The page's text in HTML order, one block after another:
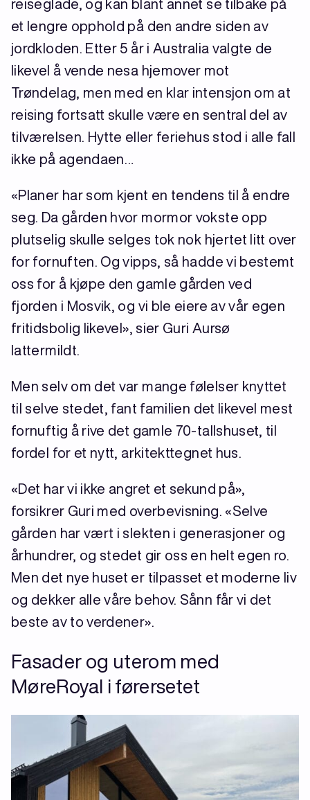
reiseglade, og kan blant annet se tilbake på
et lengre opphold på den andre siden av
jordkloden. Etter 5 år i Australia valgte de
likevel å vende nesa hjemover mot
Trøndelag, men med en klar intensjon om at
reising fortsatt skulle være en sentral del av
tilværelsen. Hytte eller feriehus stod i alle fall
ikke på agendaen…
«Planer har som kjent en tendens til å endre
seg. Da gården hvor mormor vokste opp
plutselig skulle selges tok nok hjertet litt over
for fornuften. Og vipps, så hadde vi bestemt
oss for å kjøpe den gamle gården ved
fjorden i Mosvik, og vi ble eiere av vår egen
fritidsbolig likevel», sier Guri Aursø
lattermildt.
Men selv om det var mange følelser knyttet
til selve stedet, fant familien det likevel mest
fornuftig å rive det gamle 70-tallshuset, til
fordel for et nytt, arkitekttegnet hus.
«Det har vi ikke angret et sekund på»,
forsikrer Guri med overbevisning. «Selve
gården har vært i slekten i generasjoner og
århundrer, og stedet gir oss en helt egen ro.
Men det nye huset er tilpasset et moderne liv
og dekker alle våre behov. Sånn får vi det
beste av to verdener».
Fasader og uterom med
MøreRoyal i førersetet